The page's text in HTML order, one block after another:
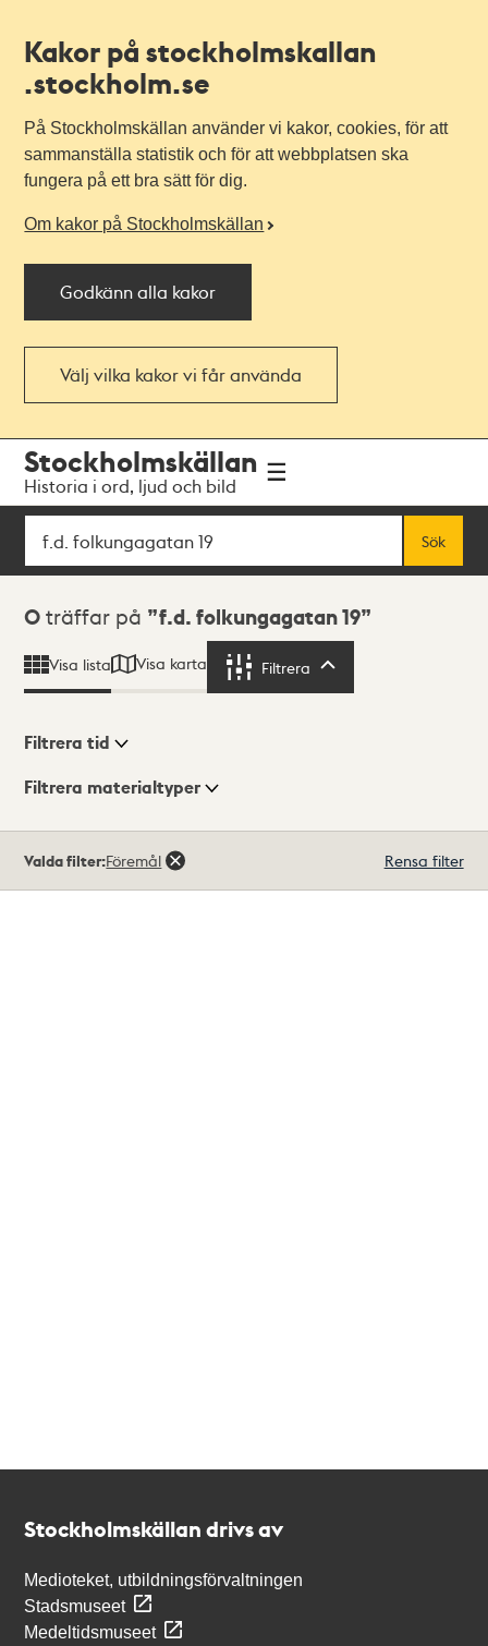
Kakor på stockholmskallan
.stockholm.se
På Stockholmskällan använder vi kakor, cookies, för att
sammanställa statistik och för att webbplatsen ska
fungera på ett bra sätt för dig.
Om kakor på Stockholmskällan
Godkänn alla kakor
Välj vilka kakor vi får använda
navigationen
huvudinnehållet
Stockholmskällan
Historia i ord, ljud och bild
Sök
Sök
Sökresultat
0 träffar på f.d. folkungagatan 19
Visa lista Visa karta Filtrera
Visningsläge
Filtrera tid
Filtrera materialtyper
träffar
Valda filter:Föremål Rensa filter
Stockholmskällan drivs av
Medioteket, utbildningsförvaltningen
Stadsmuseet
Medeltidsmuseet